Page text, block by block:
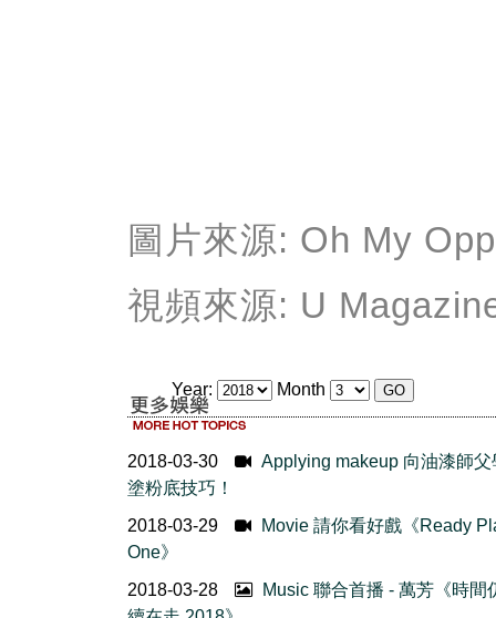
圖片來源: Oh My
視頻來源: U
Year: Month
2018-03-30
Applying makeup 向油漆師父
塗粉底技巧！
2018-03-29
Movie 請你看好戲《Ready
One》
2018-03-28
Music 聯合首播 - 萬芳《時間